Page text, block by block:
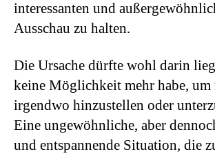
interessanten und
Ausschau zu halten.
Die Ursache dürfte wohl darin
keine Möglichkeit mehr habe, um
irgendwo hinzustellen oder
Eine ungewöhnliche, aber
und entspannende Situation, die